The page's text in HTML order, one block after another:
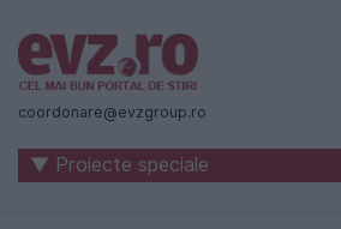
Știri
naționale
internaționale
coordonare@evzgroup.ro
▼ Proiecte speciale